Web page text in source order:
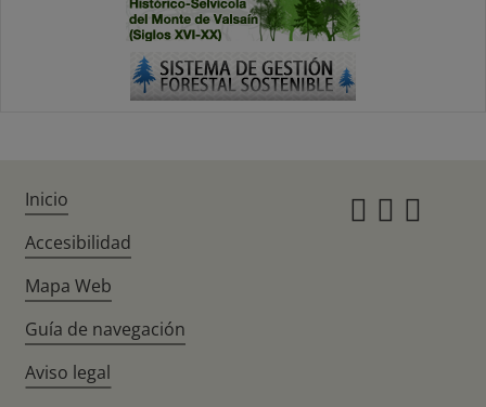
Inicio
Accesibilidad
Mapa Web
Guía de navegación
Aviso legal